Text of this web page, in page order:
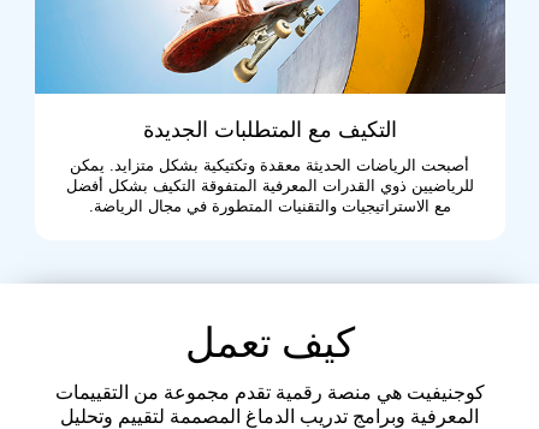
التكيف مع المتطلبات الجديدة
أصبحت الرياضات الحديثة معقدة وتكتيكية بشكل متزايد. يمكن
للرياضيين ذوي القدرات المعرفية المتفوقة التكيف بشكل أفضل
مع الاستراتيجيات والتقنيات المتطورة في مجال الرياضة.
كيف تعمل
كوجنيفيت هي منصة رقمية تقدم مجموعة من التقييمات
المعرفية وبرامج تدريب الدماغ المصممة لتقييم وتحليل